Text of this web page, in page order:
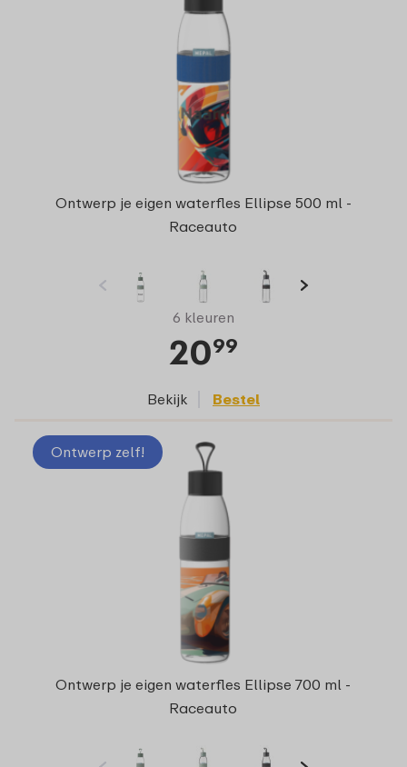
Ontwerp je eigen waterfles Ellipse 500 ml -
Raceauto
6 kleuren
2099
Bekijk Bestel
Ontwerp zelf!
Ontwerp je eigen waterfles Ellipse 700 ml -
Raceauto